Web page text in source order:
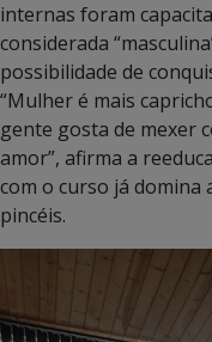
internas foram
considerada
possibilidade de
“Mulher é mais
gente gosta de mexer
amor”, afirma a
com o curso já domina
pincéis.